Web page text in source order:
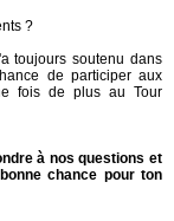
?
toujours soutenu dans
de participer aux
fois de plus au Tour
à nos questions et
chance pour ton